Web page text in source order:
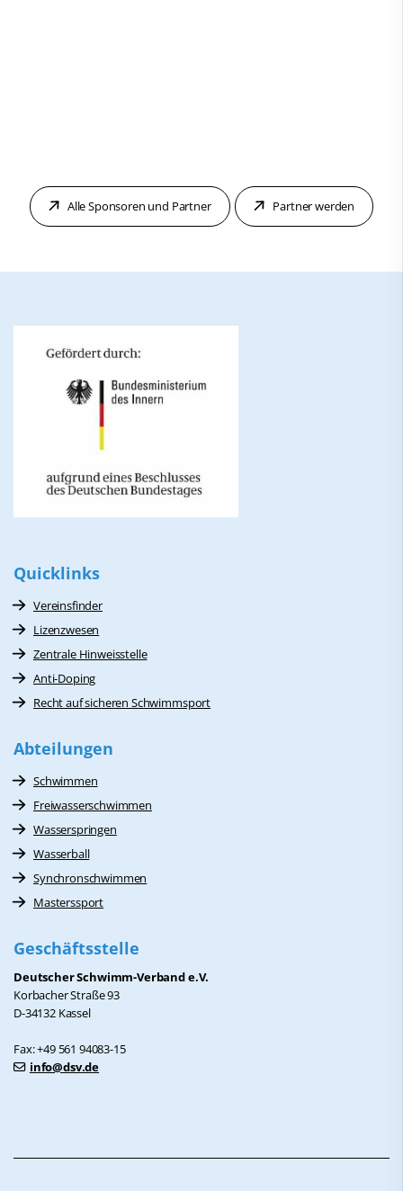
Alle Sponsoren und Partner Partner werden
Quicklinks
Vereinsfinder
Lizenzwesen
Zentrale Hinweisstelle
Anti-Doping
Recht auf sicheren Schwimmsport
Abteilungen
Schwimmen
Freiwasserschwimmen
Wasserspringen
Wasserball
Synchronschwimmen
Masterssport
Geschäftsstelle
Deutscher Schwimm-Verband e.V.
Korbacher Straße 93
D-34132 Kassel
Fax: +49 561 94083-15
info@dsv.de